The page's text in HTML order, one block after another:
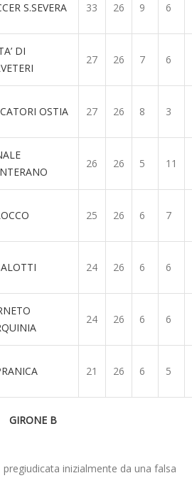
S.SEVERA 33 26 9 6
DI
27 26 7 6
OSTIA 27 26 8 3
26 26 5 11
25 26 6 7
24 26 6 6
24 26 6 6
21 26 6 5
GIRONE B
inizialmente da una falsa